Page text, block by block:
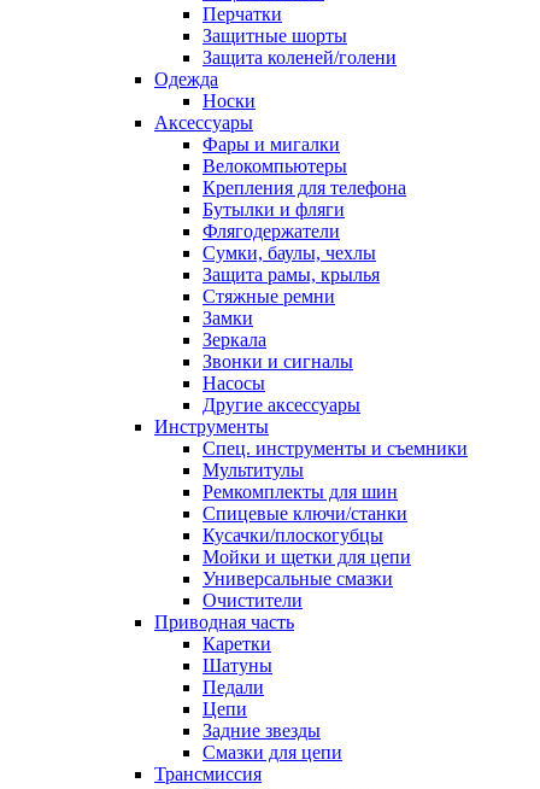
Перчатки
Защитные шорты
Защита коленей/голени
Одежда
Носки
Аксессуары
Фары и мигалки
Велокомпьютеры
Крепления для телефона
Бутылки и фляги
Флягодержатели
Сумки, баулы, чехлы
Защита рамы, крылья
Стяжные ремни
Замки
Зеркала
Звонки и сигналы
Насосы
Другие аксессуары
Инструменты
Спец. инструменты и съемники
Мультитулы
Ремкомплекты для шин
Спицевые ключи/станки
Кусачки/плоскогубцы
Мойки и щетки для цепи
Универсальные смазки
Очистители
Приводная часть
Каретки
Шатуны
Педали
Цепи
Задние звезды
Смазки для цепи
Трансмиссия